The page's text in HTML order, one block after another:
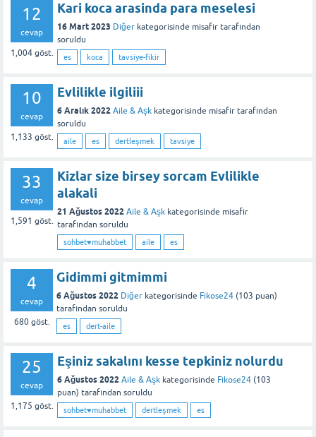
12
cevap
1,004 göst.
Kari koca arasinda para meselesi
16 Mart 2023 Diğer kategorisinde misafir tarafından
soruldu
es koca tavsiye-fikir
10
cevap
1,133 göst.
Evlilikle ilgiliii
6 Aralık 2022 Aile & Aşk kategorisinde misafir tarafından
soruldu
aile es dertleşmek tavsiye
33
cevap
1,591 göst.
Kizlar size birsey sorcam Evlilikle
alakali
21 Ağustos 2022 Aile & Aşk kategorisinde misafir
tarafından soruldu
sohbet♥️muhabbet aile es
4
cevap
680göst.
Gidimmi gitmimmi
6 Ağustos 2022 Diğer kategorisinde Fikose24 (103 puan)
tarafından soruldu
es dert-aile
25
cevap
1,175 göst.
Eşiniz sakalını kesse tepkiniz nolurdu
6 Ağustos 2022 Aile & Aşk kategorisinde Fikose24 (103
puan) tarafından soruldu
sohbet♥️muhabbet dertleşmek es